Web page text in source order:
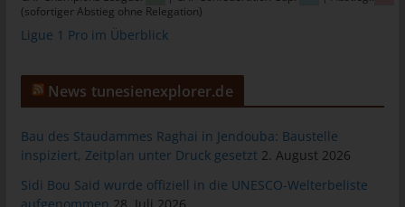
(sofortiger Abstieg ohne Relegation)
Ligue 1 Pro im Überblick
News tunesienexplorer.de
Bau des Staudammes Raghai in Jendouba: Baustelle
inspiziert, Zeitplan unter Druck gesetzt 2. August 2026
Sidi Bou Said wurde offiziell in die UNESCO-Welterbeliste
personenbezogenen Daten an Dritte.
Internetseite
Wir bieten den Nutzern auf einem Blog, der sich auf der
die Möglichkeit, individuelle Kommentare zu einzelnen Blog-
Beiträgen zu hinterlassen. Ein Blog ist ein auf einer Internetseite
geführtes, in der Regel öffentlich einsehbares Portal, in welchem
eine oder mehrere Personen, die Blogger oder Web-Blogger